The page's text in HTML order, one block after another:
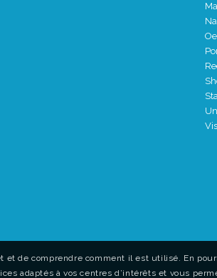
de comprendre comment il est utilisé. En
adaptés à vos centres d’intérêts et vous